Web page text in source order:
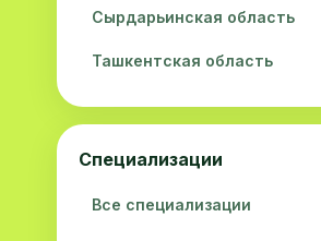
Сырдарьинская область
Ташкентская область
Ферганская область
Специализации
Все специализации